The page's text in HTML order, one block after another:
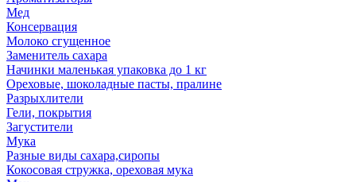
Мед
Консервация
Молоко сгущенное
Заменитель сахара
Начинки маленькая упаковка до 1 кг
Ореховые, шоколадные пасты, пралине
Разрыхлители
Гели, покрытия
Загустители
Мука
Разные виды сахара,сиропы
Кокосовая стружка, ореховая мука